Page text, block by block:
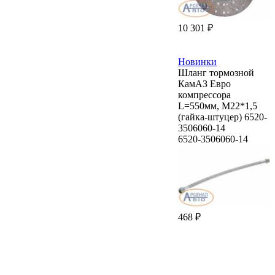
10 301 ₽
Новинки
Шланг тормозной
КамАЗ Евро
компрессора
L=550мм, М22*1,5
(гайка-штуцер) 6520-
3506060-14
6520-3506060-14
468 ₽